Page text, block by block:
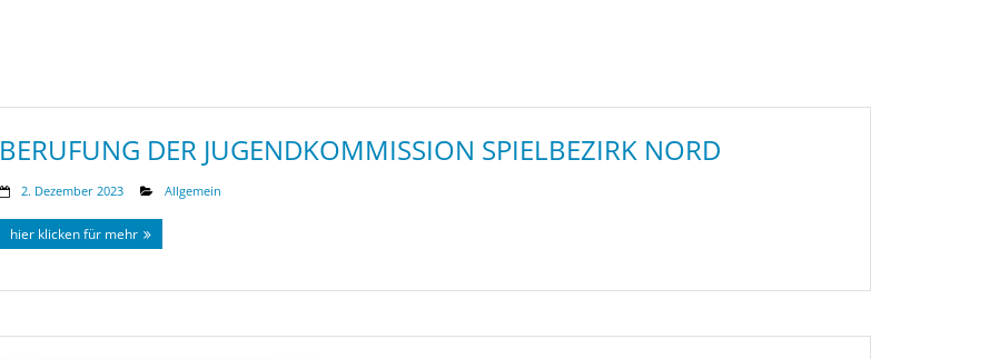
BERUFUNG DER JUGENDKOMMISSION SPIELBEZIRK NORD
2. Dezember 2023 Allgemein
hier klicken für mehr